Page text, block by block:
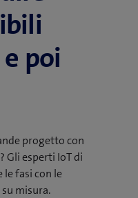
poi
progetto con
Gli esperti IoT di
fasi con le
misura.